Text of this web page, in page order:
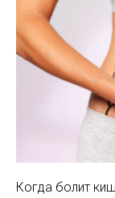
Когда болит